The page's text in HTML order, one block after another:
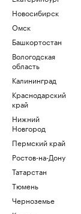
Новосибирск
Омск
Башкортостан
Вологодская
область
Калининград
Краснодарский
край
Нижний
Новгород
Пермский край
Ростов-на-Дону
Татарстан
Тюмень
Черноземье